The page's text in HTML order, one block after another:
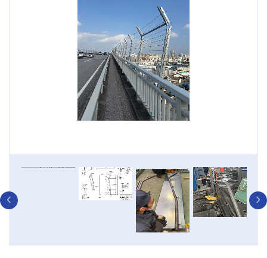
製作承認図
作成
支柱曲げ加
工(丸鋼
φ50・2カ所
曲げ）
支柱ベース
端部斜切加
工(3°傾斜）
ー
プ